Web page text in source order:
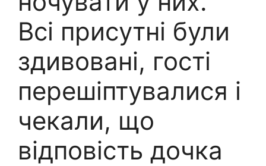
Всі присутні були
здивовані, гості
перешіптувалися і
чекали, що
відповість дочка